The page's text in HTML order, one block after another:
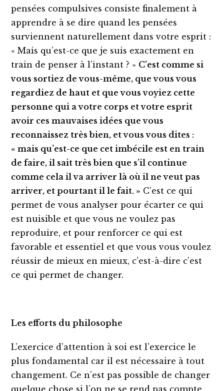
pensées compulsives consiste finalement à
apprendre à se dire quand les pensées
surviennent naturellement dans votre esprit :
« Mais qu’est-ce que je suis exactement en
train de penser à l’instant ? » C’est comme si
vous sortiez de vous-même, que vous vous
regardiez de haut et que vous voyiez cette
personne qui a votre corps et votre esprit
avoir ces mauvaises idées que vous
reconnaissez très bien, et vous vous dites :
« mais qu’est-ce que cet imbécile est en train
de faire, il sait très bien que s’il continue
comme cela il va arriver là où il ne veut pas
arriver, et pourtant il le fait. » C’est ce qui
permet de vous analyser pour écarter ce qui
est nuisible et que vous ne voulez pas
reproduire, et pour renforcer ce qui est
favorable et essentiel et que vous vous voulez
réussir de mieux en mieux, c’est-à-dire c’est
ce qui permet de changer.
Les efforts du philosophe
L’exercice d’attention à soi est l’exercice le
plus fondamental car il est nécessaire à tout
changement. Ce n’est pas possible de changer
quelque chose si l’on ne se rend pas compte